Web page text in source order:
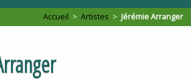
Accueil >Artistes >Jérémie Arranger